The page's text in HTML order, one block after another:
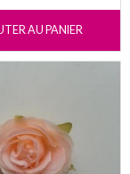
AU PANIER